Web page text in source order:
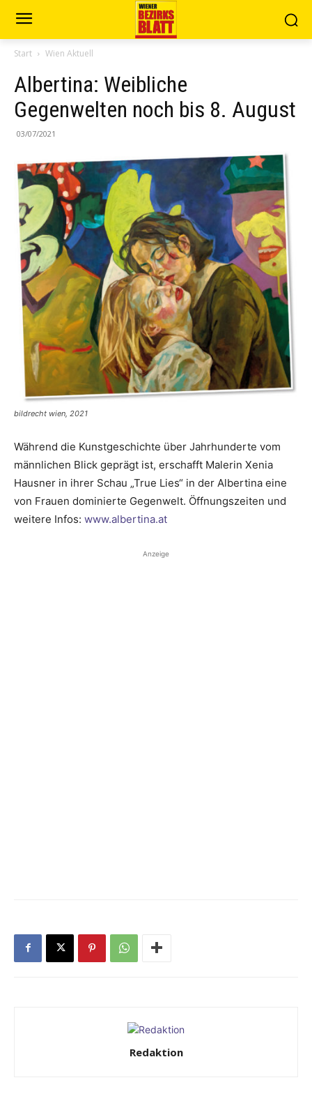
Start Wien Aktuell
Albertina: Weibliche
Gegenwelten noch bis 8. August
03/07/2021
bildrecht wien, 2021
Während die Kunstgeschichte über Jahrhunderte vom
männlichen Blick geprägt ist, ­erschafft Malerin Xenia
Hausner in ihrer Schau „True Lies“ in der Albertina eine
von ­Frauen dominierte Gegenwelt. Öffnungszeiten und
weitere Infos: www.albertina.at
Anzeige
Redaktion